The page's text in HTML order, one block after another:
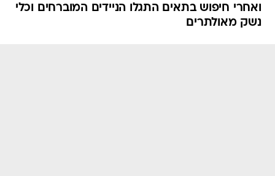
ואחרי חיפוש בתאים התגלו הניידים המוברחים וכלי
נשק מאולתרים